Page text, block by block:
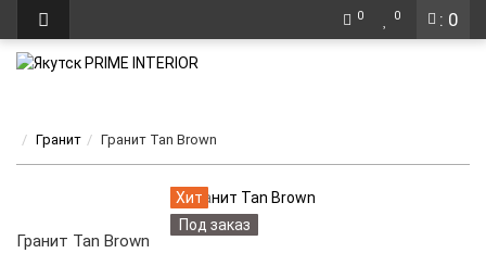
: 0
0 0
Гранит Гранит Tan Brown
Хит
Под заказ
Гранит Tan Brown